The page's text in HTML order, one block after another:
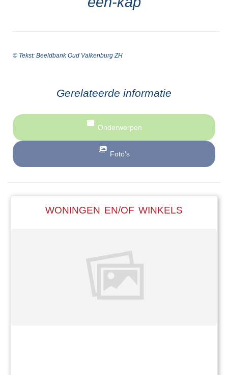
© Tekst: Beeldbank Oud Valkenburg ZH
Gerelateerde informatie
Onderwerpen
Foto’s
WONINGEN EN/OF WINKELS